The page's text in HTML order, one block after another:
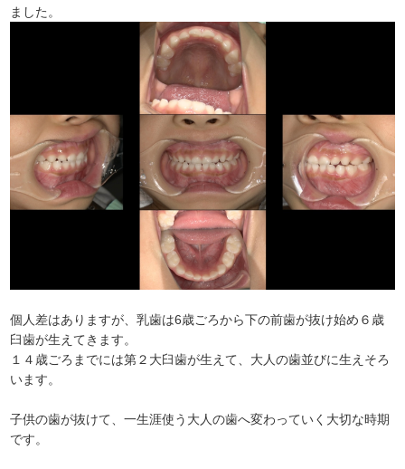
ました。
個人差はありますが、乳歯は6歳ごろから下の前歯が抜け始め６歳
臼歯が生えてきます。
１４歳ごろまでには第２大臼歯が生えて、大人の歯並びに生えそろ
います。
子供の歯が抜けて、一生涯使う大人の歯へ変わっていく大切な時期
です。